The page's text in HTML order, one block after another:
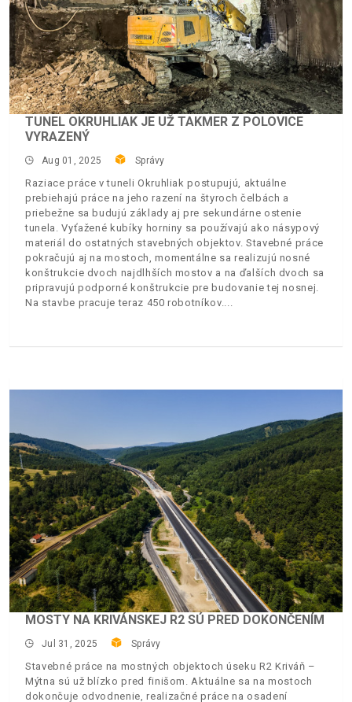
TUNEL OKRUHLIAK JE UŽ TAKMER Z POLOVICE
VYRAZENÝ
Aug 01, 2025 Správy
Raziace práce v tuneli Okruhliak postupujú, aktuálne
prebiehajú práce na jeho razení na štyroch čelbách a
priebežne sa budujú základy aj pre sekundárne ostenie
tunela. Vyťažené kubíky horniny sa používajú ako násypový
materiál do ostatných stavebných objektov. Stavebné práce
pokračujú aj na mostoch, momentálne sa realizujú nosné
konštrukcie dvoch najdlhších mostov a na ďalších dvoch sa
pripravujú podporné konštrukcie pre budovanie tej nosnej.
Na stavbe pracuje teraz 450 robotníkov.
MOSTY NA KRIVÁNSKEJ R2 SÚ PRED DOKONČENÍM
Jul 31, 2025 Správy
Stavebné práce na mostných objektoch úseku R2 Kriváň –
Mýtna sú už blízko pred finišom. Aktuálne sa na mostoch
dokončuje odvodnenie, realizačné práce na osadení